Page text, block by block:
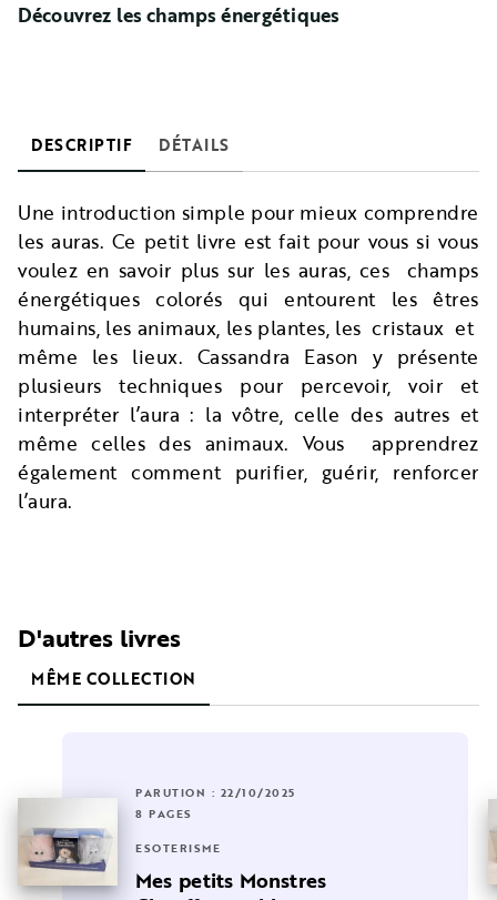
Découvrez les champs énergétiques
DESCRIPTIF DÉTAILS
Une introduction simple pour mieux comprendre
les auras. Ce petit livre est fait pour vous si vous
voulez en savoir plus sur les auras, ces champs
énergétiques colorés qui entourent les êtres
humains, les animaux, les plantes, les cristaux et
même les lieux. Cassandra Eason y présente
plusieurs techniques pour percevoir, voir et
interpréter l’aura : la vôtre, celle des autres et
même celles des animaux. Vous apprendrez
également comment purifier, guérir, renforcer
l’aura.
D'autres livres
MÊME COLLECTION
PARUTION : 22/10/2025
8 PAGES
ESOTÉRISME
Mes petits Monstres